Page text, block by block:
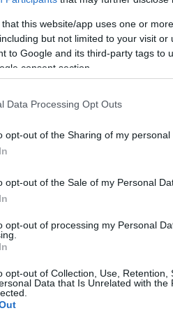
that this website/app uses one or
but not limited to your visit
to Google and its third-party tags to
consent section.
Data Processing Opt Outs
opt-out of the Sharing of my personal
opt-out of the Sale of my Personal
opt-out of processing my Personal
opt-out of Collection, Use, Retention,
Data that Is Unrelated with the
2017. sze 01.
iskola